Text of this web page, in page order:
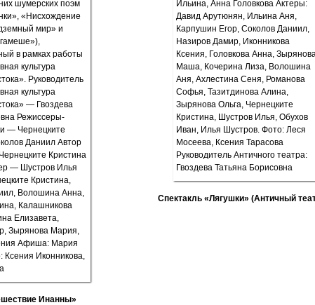
Инанны»
Спектакль «Лягушки» (Античный